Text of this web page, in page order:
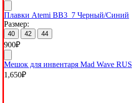
Плавки Atemi BB3_7 Черный/Синий
Размер:
40 42 44
900₽
Мешок для инвентаря Mad Wave RUS
1,650₽